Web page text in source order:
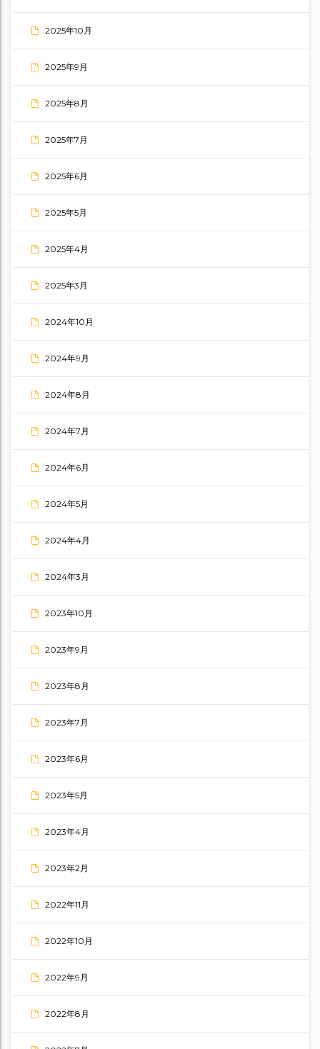
2025年10月
2025年9月
2025年8月
2025年7月
2025年6月
2025年5月
2025年4月
2025年3月
2024年10月
2024年9月
2024年8月
2024年7月
2024年6月
2024年5月
2024年4月
2024年3月
2023年10月
2023年9月
2023年8月
2023年7月
2023年6月
2023年5月
2023年4月
2023年2月
2022年11月
2022年10月
2022年9月
2022年8月